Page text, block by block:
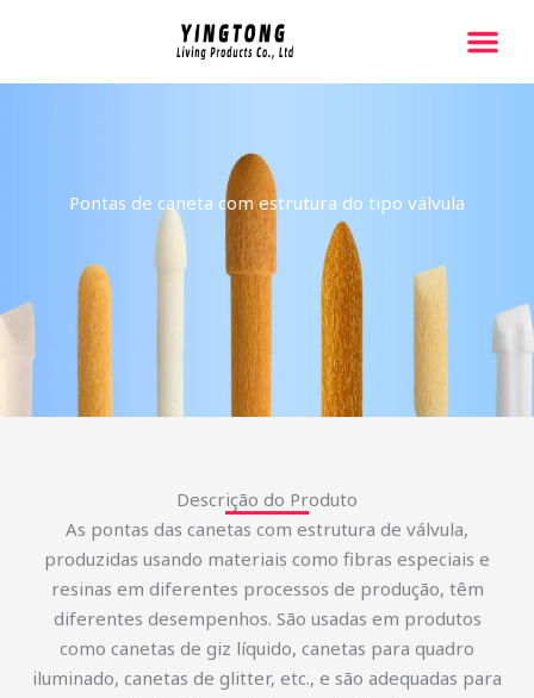
Pontas de caneta com estrutura do tipo válvula
Descrição do Produto
As pontas das canetas com estrutura de válvula,
produzidas usando materiais como fibras especiais e
resinas em diferentes processos de produção, têm
diferentes desempenhos. São usadas em produtos
como canetas de giz líquido, canetas para quadro
iluminado, canetas de glitter, etc., e são adequadas para